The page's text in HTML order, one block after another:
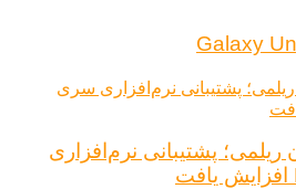
پشتیبانی نرم‌افزاری